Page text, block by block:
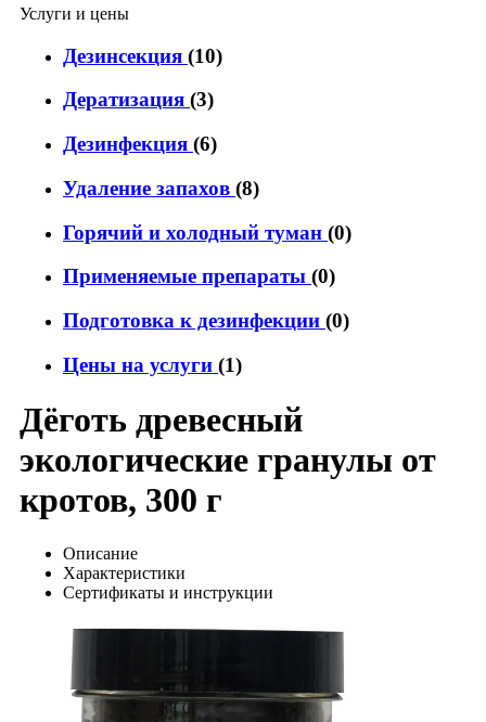
Услуги и цены
Дезинсекция (10)
Дератизация (3)
Дезинфекция (6)
Удаление запахов (8)
Горячий и холодный туман (0)
Применяемые препараты (0)
Подготовка к дезинфекции (0)
Цены на услуги (1)
Дёготь древесный
экологические гранулы от
кротов, 300 г
Описание
Характеристики
Сертификаты и инструкции